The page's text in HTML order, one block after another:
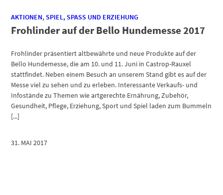
AKTIONEN,SPIEL, SPASS UND ERZIEHUNG
Frohlinder auf der Bello Hundemesse 2017
Frohlinder präsentiert altbewährte und neue Produkte auf der
Bello Hundemesse, die am 10. und 11. Juni in Castrop-Rauxel
stattfindet. Neben einem Besuch an unserem Stand gibt es auf der
Messe viel zu sehen und zu erleben. Interessante Verkaufs- und
Infostände zu Themen wie artgerechte Ernährung, Zubehör,
Gesundheit, Pflege, Erziehung, Sport und Spiel laden zum Bummeln
[...]
31. MAI 2017